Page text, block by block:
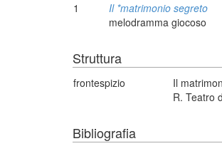
1
Il *matrimonio segreto
melodramma giocoso
Struttura
frontespizio
Il
R. Teatro
Bibliografia